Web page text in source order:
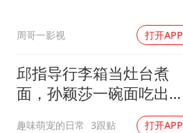
周哥一影视 打开APP
邱指导行李箱当灶台煮
面，孙颖莎一碗面吃出团
趣味萌宠的日常 3跟贴 打开APP